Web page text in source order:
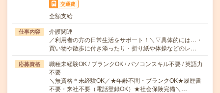
交通費
全額支給
仕事内容
介護関連
／利用者の方の日常生活をサポート！＼▽具体的には…・
買い物や散歩に付き添ったり・折り紙や体操などのレ…
応募資格
職種未経験OK / ブランクOK / パソコンスキル不要 / 英語力
不要
＼無資格＊未経験OK／★年齢不問・ブランクOK★履歴書
不要・来社不要（電話登録OK）★社会保険完備＼…